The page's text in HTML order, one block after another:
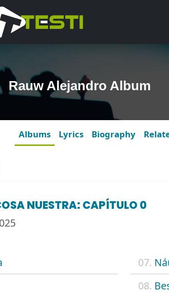
Rauw Alejandro Album
Albums Lyrics Biography
NUESTRA: CAPÍTULO 0
07.
08.